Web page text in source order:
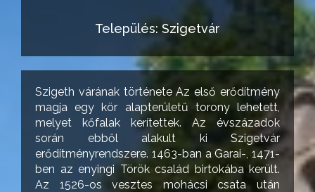
Település: Szigetvár
Szigeth várának története Az első erődítmény
magja egy kör alapterületű torony lehetett,
melyet kőfalak kerítettek. Az évszázadok
során ebből alakult ki Szigetvár
erődítményrendszere. 1463-ban a Garai-, 1471-
ben az enyingi Török család birtokába került.
Az 1526-os vesztes mohácsi csata után